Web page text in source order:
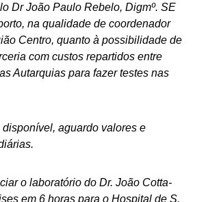
Dr João Paulo Rebelo, Digmº. SE
na qualidade de coordenador
Centro, quanto à possibilidade de
com custos repartidos entre
Autarquias para fazer testes nas
aguardo valores e
o laboratório do Dr. João Cotta-
em 6 horas para o Hospital de S.